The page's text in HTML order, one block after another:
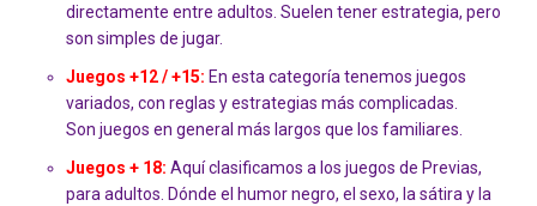
directamente entre adultos. Suelen tener estrategia, pero
son simples de jugar.
Juegos +12 / +15: En esta categoría tenemos juegos
variados, con reglas y estrategias más complicadas.
Son juegos en general más largos que los familiares.
Juegos + 18: Aquí clasificamos a los juegos de Previas,
para adultos. Dónde el humor negro, el sexo, la sátira y la